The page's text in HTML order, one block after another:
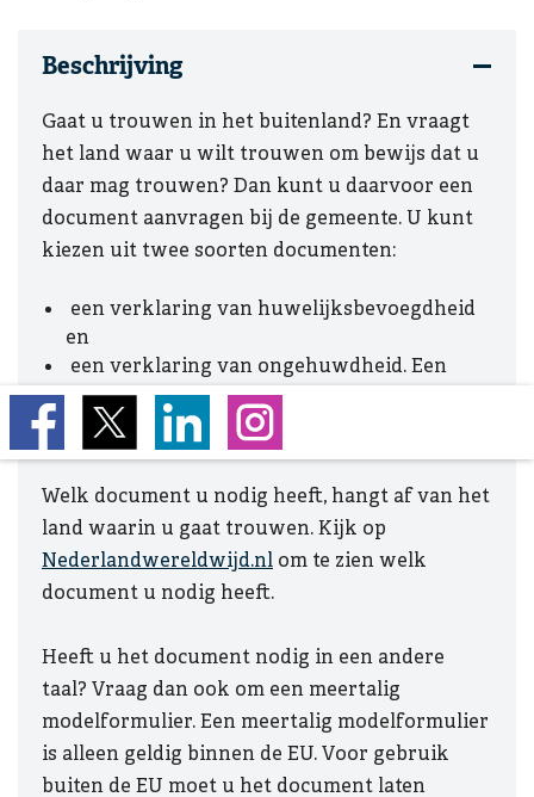
Beschrijving
Gaat u trouwen in het buitenland? En vraagt
het land waar u wilt trouwen om bewijs dat u
daar mag trouwen? Dan kunt u daarvoor een
document aanvragen bij de gemeente. U kunt
kiezen uit twee soorten documenten:
een verklaring van huwelijksbevoegdheid
en
een verklaring van ongehuwdheid. Een
verklaring van ongehuwdheid heet soms
ook een verklaring over de burgerlijke
staat.
Welk document u nodig heeft, hangt af van het
land waarin u gaat trouwen. Kijk op
Nederlandwereldwijd.nl om te zien welk
document u nodig heeft.
Heeft u het document nodig in een andere
taal? Vraag dan ook om een meertalig
modelformulier. Een meertalig modelformulier
is alleen geldig binnen de EU. Voor gebruik
buiten de EU moet u het document laten